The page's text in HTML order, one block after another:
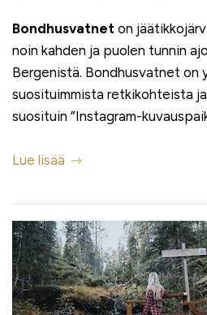
Bondhusvatnet on
noin kahden ja puolen tunnin
Bergenistä. Bondhusvatnet on
suosituimmista retkikohteista ja
suosituin ”Instagram-
Lue lisää